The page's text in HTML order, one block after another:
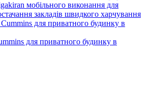
мобільного виконання для
закладів швидкого харчування
для приватного будинку в